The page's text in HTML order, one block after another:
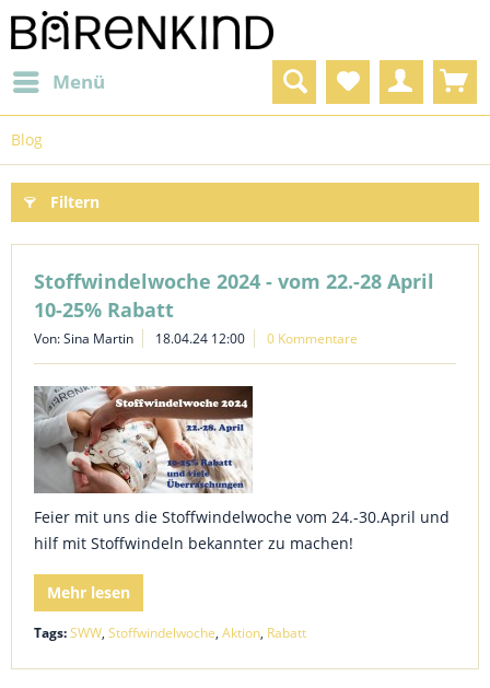
Menü
Blog
Filtern
Stoffwindelwoche 2024 - vom 22.-28 April
10-25% Rabatt
Von: Sina Martin 18.04.24 12:00 0 Kommentare
Feier mit uns die Stoffwindelwoche vom 24.-30.April und
hilf mit Stoffwindeln bekannter zu machen!
Mehr lesen
Tags:SWW, Stoffwindelwoche, Aktion, Rabatt